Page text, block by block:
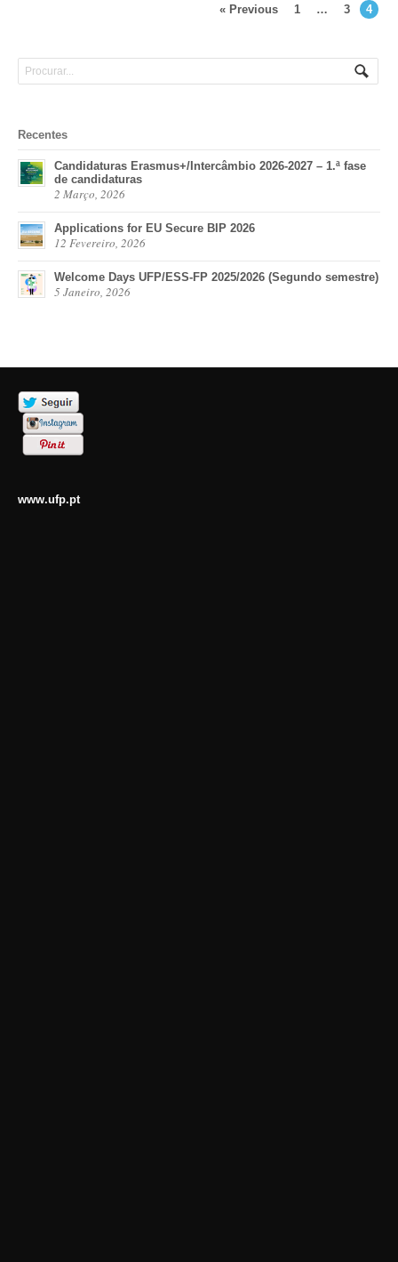
« Previous 1 … 3 4
Recentes
Candidaturas Erasmus+/Intercâmbio 2026-2027 – 1.ª fase
de candidaturas
2 Março, 2026
Applications for EU Secure BIP 2026
12 Fevereiro, 2026
Welcome Days UFP/ESS-FP 2025/2026 (Segundo semestre)
5 Janeiro, 2026
www.ufp.pt